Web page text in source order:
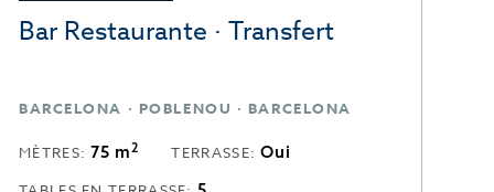
Bar Restaurante · Transfert
BARCELONA · POBLENOU · BARCELONA
MÈTRES:75 m2 TERRASSE:Oui